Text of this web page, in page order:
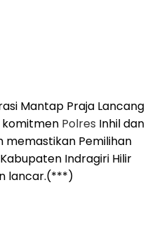
Mantap Praja Lancang
komitmen Polres Inhil dan
memastikan Pemilihan
Indragiri Hilir
lancar.(***)